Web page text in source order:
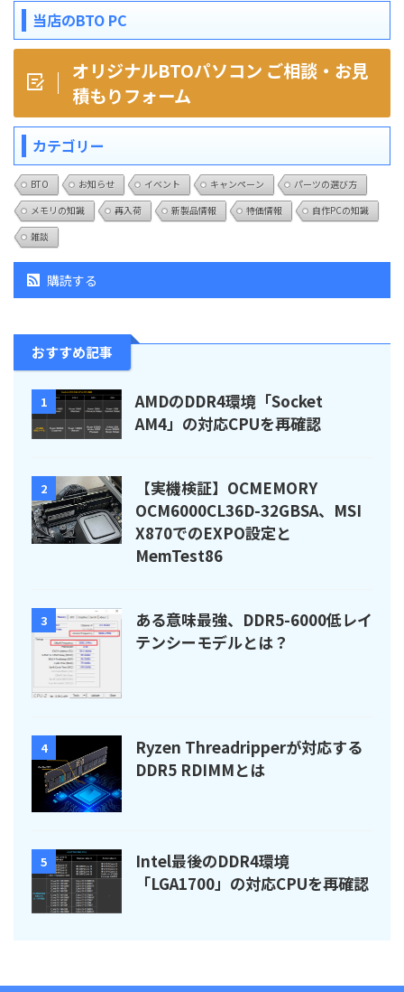
当店のBTO PC
オリジナルBTOパソコン ご相談・お見
積もりフォーム
カテゴリー
BTO お知らせ イベント キャンペーン
パーツの選び方
メモリの知識
再入荷 新製品情報 特価情報
自作PCの知識
雑談
購読する
おすすめ記事
1
AMDのDDR4環境「Socket
AM4」の対応CPUを再確認
2
【実機検証】OCMEMORY
OCM6000CL36D-32GBSA、MSI
X870でのEXPO設定と
MemTest86
3
ある意味最強、DDR5-6000低レイ
テンシーモデルとは？
4
Ryzen Threadripperが対応する
DDR5 RDIMMとは
5
Intel最後のDDR4環境
「LGA1700」の対応CPUを再確認